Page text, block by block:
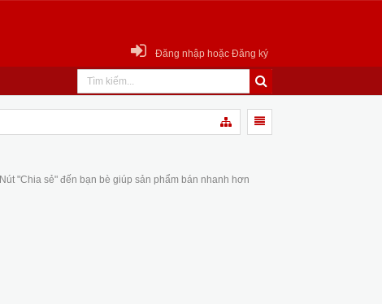
Đăng nhập hoặc Đăng ký
Nút "Chia sẻ" đến bạn bè giúp sản phẩm bán nhanh hơn